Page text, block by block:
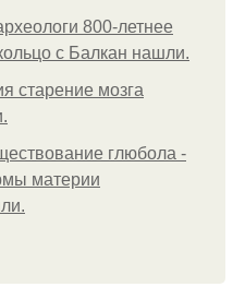
800-летнее
с Балкан нашли.
старение мозга
глюбола -
материи